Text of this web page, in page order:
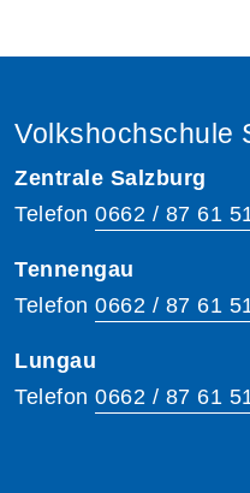
Volkshochschule
Zentrale Salzburg
Telefon 0662 / 87 61
Tennengau
Telefon 0662 / 87 61
Lungau
Telefon 0662 / 87 61